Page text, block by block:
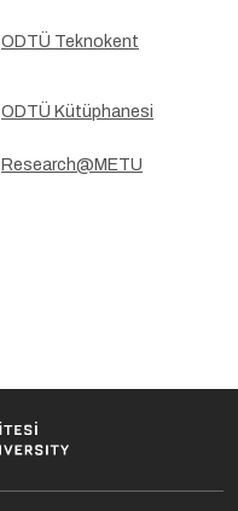
ODTÜ Teknokent
ODTÜ Kütüphanesi
Research@METU